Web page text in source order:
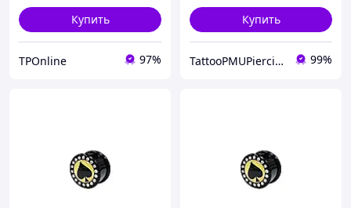
Купить
TPOnline 97%
Купить
TattooPMUPiercing 99%